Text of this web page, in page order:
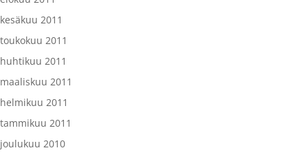
kesäkuu 2011
toukokuu 2011
huhtikuu 2011
maaliskuu 2011
helmikuu 2011
tammikuu 2011
joulukuu 2010